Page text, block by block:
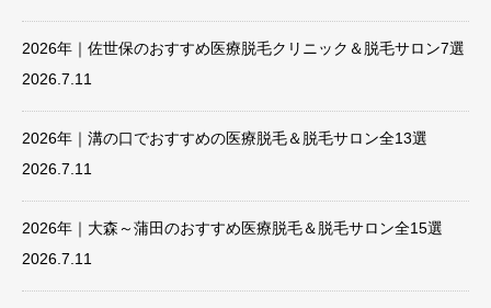
2026年｜佐世保のおすすめ医療脱毛クリニック＆脱毛サロン7選
2026.7.11
2026年｜溝の口でおすすめの医療脱毛＆脱毛サロン全13選
2026.7.11
2026年｜大森～蒲田のおすすめ医療脱毛＆脱毛サロン全15選
2026.7.11